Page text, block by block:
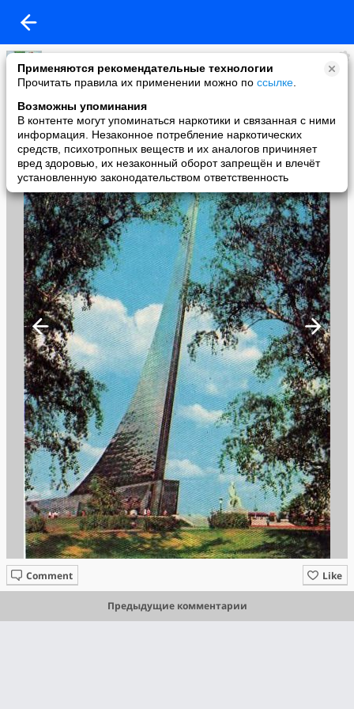
Применяются рекомендательные технологии
Прочитать правила их применении можно по ссылке
Возможны упоминания
В контенте могут упоминаться наркотики и связанная с ними
информация. Незаконное потребление наркотических
средств, психотропных веществ и их аналогов причиняет
вред здоровью, их незаконный оборот запрещён и влечёт
установленную законодательством ответственность
NT
added a photo
18 Nov в 14:16
Like
Comment
Предыдущие комментарии